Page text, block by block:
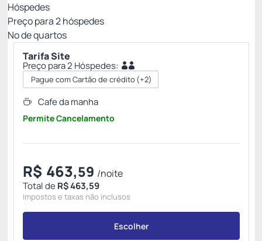
Hóspedes
Preço para2hóspedes
Nº de quartos
Tarifa Site
Preço para 2 Hóspedes:
Pague com Cartão de crédito(+2)
Cafe da manha
Permite Cancelamento
R$ 463,59 /noite
Total deR$ 463,59
Impostos e taxas não inclusos
Escolher